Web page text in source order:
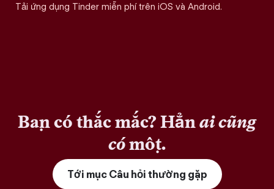
Tải ứng dụng Tinder miễn phí trên iOS và Android.
Bạn có thắc mắc? Hẳnai cũng
cómột.
Tới mục Câu hỏi thường gặp